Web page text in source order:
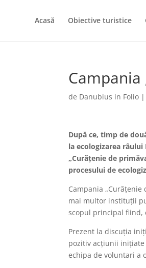
Acasă Obiective turistice
Campania
de Danubius in Folio |
După ce, timp de
la ecologizarea
„Curățenie de
procesului de
Campania
mai multor instituții
scopul principal fiind,
Prezent la discuția
pozitiv acțiunii inițiate
echipa de voluntari a